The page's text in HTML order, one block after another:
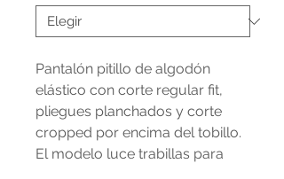
Pantalón pitillo de algodón
elástico con corte regular fit,
pliegues planchados y corte
cropped por encima del tobillo.
El modelo luce trabillas para